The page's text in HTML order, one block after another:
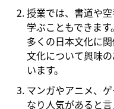
授業では、書道や
学ぶこともできます
多くの日本文化に
文化について興味
います。
マンガやアニメ、
なり人気があると